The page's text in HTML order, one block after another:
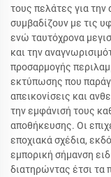
τους πελάτες για
συμβαδίζουν με τις
ενώ ταυτόχρονα
και την
προσαρμογής
εκτύπωσης που
απεικονίσεις και
την εμφάνισή τους
αποθήκευσης. Οι
εποχιακά σχέδια,
εμπορική σήμανση
διατηρώντας έτσι τα